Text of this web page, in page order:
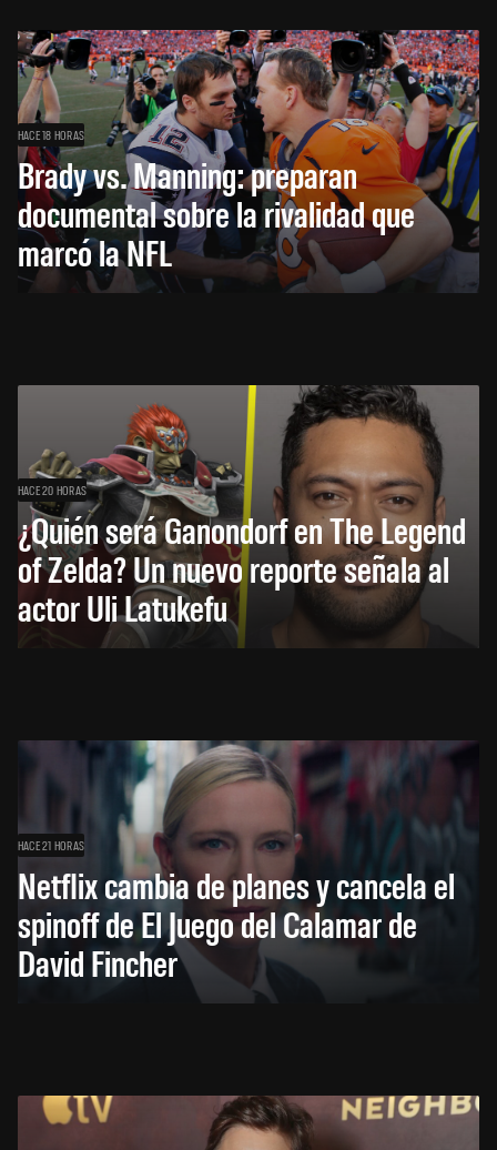
HACE 18 HORAS
Brady vs. Manning: preparan
documental sobre la rivalidad que
marcó la NFL
HACE 20 HORAS
¿Quién será Ganondorf en The Legend
of Zelda? Un nuevo reporte señala al
actor Uli Latukefu
HACE 21 HORAS
Netflix cambia de planes y cancela el
spinoff de El Juego del Calamar de
David Fincher